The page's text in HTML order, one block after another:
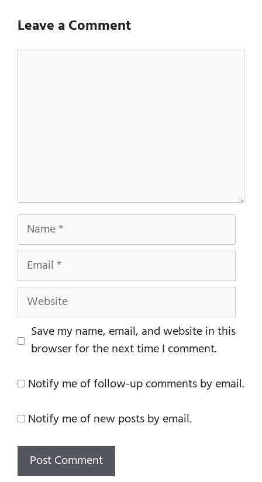
Leave a Comment
Name
Email
Website
Save my name, email, and website in this
browser for the next time I comment.
Notify me of follow-up comments by email.
Notify me of new posts by email.